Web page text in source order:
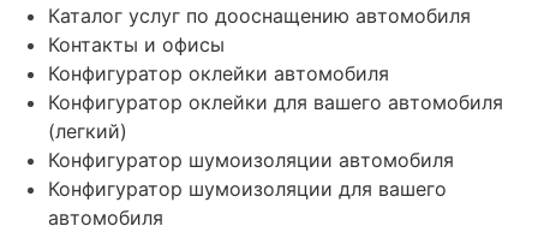
Каталог услуг по дооснащению автомобиля
Контакты и офисы
Конфигуратор оклейки автомобиля
Конфигуратор оклейки для вашего автомобиля
(легкий)
Конфигуратор шумоизоляции автомобиля
Конфигуратор шумоизоляции для вашего
автомобиля